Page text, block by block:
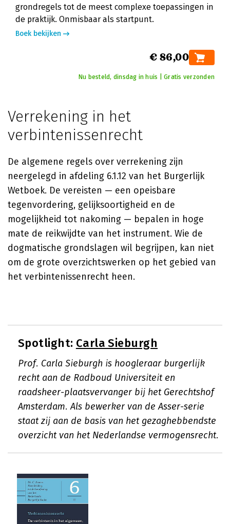
grondregels tot de meest complexe toepassingen in
de praktijk. Onmisbaar als startpunt.
Boek bekijken
€ 86,00
Nu besteld, dinsdag in huis | Gratis verzonden
Verrekening in het
verbintenissenrecht
De algemene regels over verrekening zijn
neergelegd in afdeling 6.1.12 van het Burgerlijk
Wetboek. De vereisten — een opeisbare
tegenvordering, gelijksoortigheid en de
mogelijkheid tot nakoming — bepalen in hoge
mate de reikwijdte van het instrument. Wie de
dogmatische grondslagen wil begrijpen, kan niet
om de grote overzichtswerken op het gebied van
het verbintenissenrecht heen.
Spotlight: Carla Sieburgh
Prof. Carla Sieburgh is hoogleraar burgerlijk
recht aan de Radboud Universiteit en
raadsheer-plaatsvervanger bij het Gerechtshof
Amsterdam. Als bewerker van de Asser-serie
staat zij aan de basis van het gezaghebbendste
overzicht van het Nederlandse vermogensrecht.